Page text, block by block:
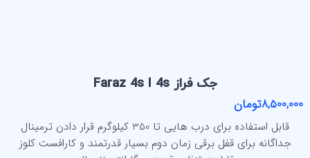
جک فراز Faraz 4s I 4s
8,500,000تومان
قابل استفاده برای درب هایی تا 350 کیلوگرم قرار دادن ترمینال
جداگانه برای قفل برقی زمان دوم بسیار قدرتمند و کارافست کلوز